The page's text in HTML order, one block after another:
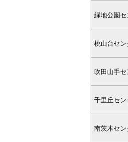
緑地公園セ
桃山台セン
吹田山手セ
千里丘セン
南茨木セン